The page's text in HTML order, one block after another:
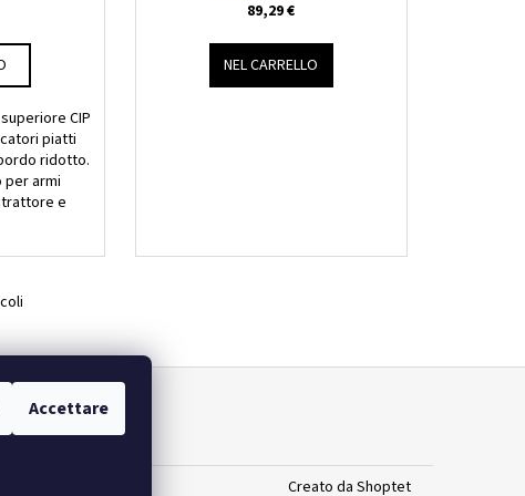
Accettare
CIP
piatti
ridotto.
per armi
e
89,29 €
NEL CARRELLO
Creato da Shoptet